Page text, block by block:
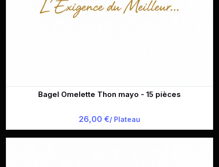
Bagel Omelette Thon mayo - 15 pièces
26,00 €/ Plateau